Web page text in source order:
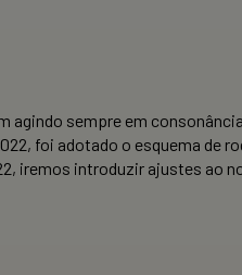
agindo sempre em
foi adotado o esquema de
iremos introduzir ajustes ao